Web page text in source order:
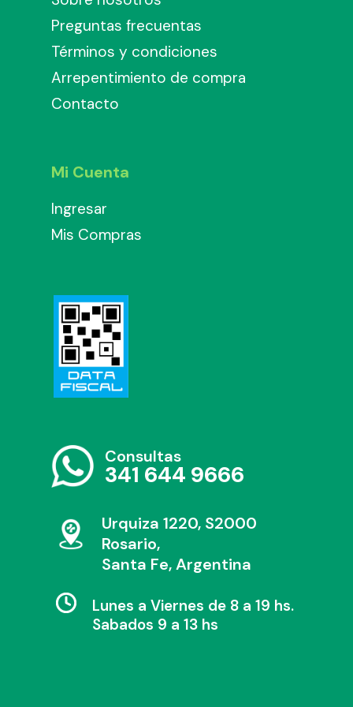
Preguntas frecuentas
Términos y condiciones
Arrepentimiento de compra
Contacto
Mi Cuenta
Ingresar
Mis Compras
Consultas
341 644 9666
Urquiza 1220, S2000
Rosario,
Santa Fe, Argentina
Lunes a Viernes de 8 a 19 hs.
Sabados 9 a 13 hs